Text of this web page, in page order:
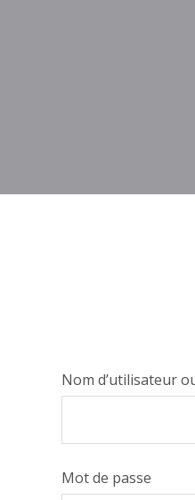
Nom d’utilisateur
Mot de passe